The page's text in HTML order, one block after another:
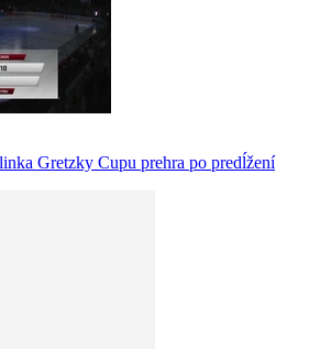
Gretzky Cupu prehra po predĺžení